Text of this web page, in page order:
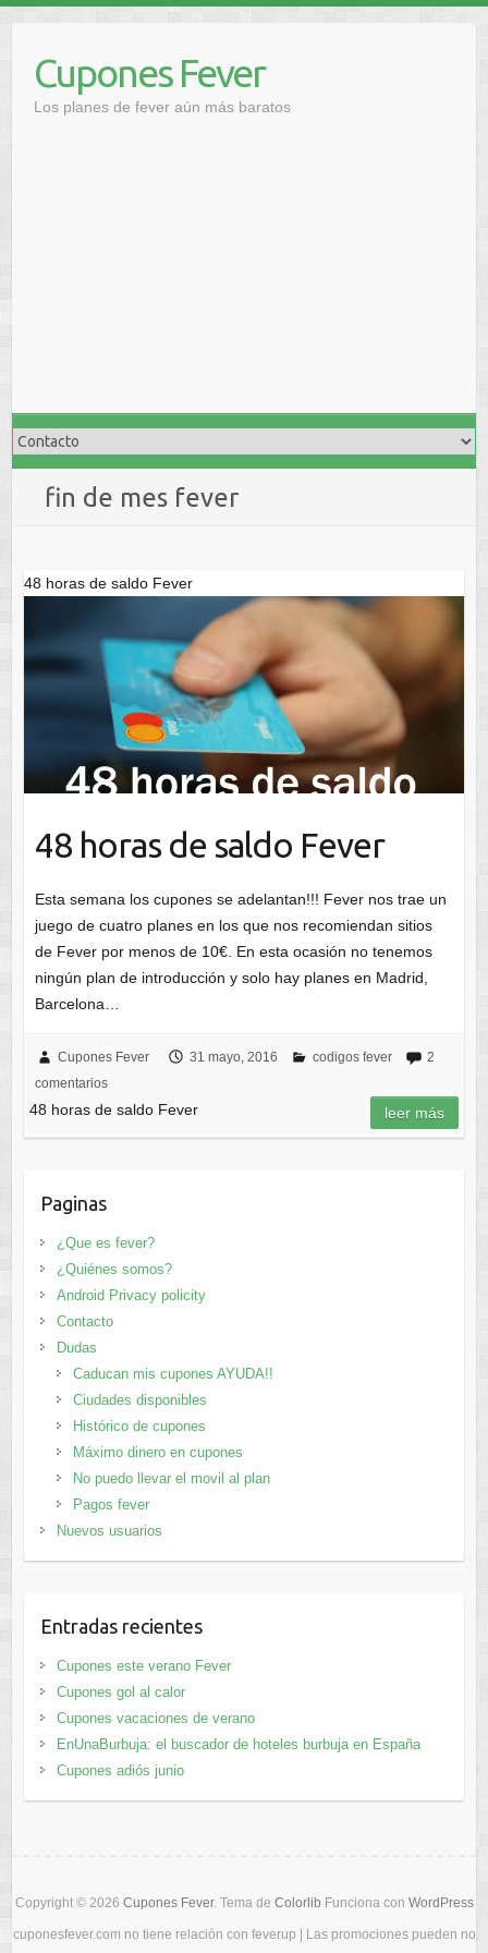
contenidoCupones Fever
Los planes de fever aún más baratos
fin de mes fever
48 horas de saldo Fever
48 horas de saldo Fever
Esta semana los cupones se adelantan!!! Fever nos trae un
juego de cuatro planes en los que nos recomiendan sitios
de Fever por menos de 10€. En esta ocasión no tenemos
ningún plan de introducción y solo hay planes en Madrid,
Barcelona…
Cupones Fever 31 mayo, 2016 codigos fever
2
comentarios
48 horas de saldo Fever leer más
Paginas
¿Que es fever?
¿Quiénes somos?
Android Privacy policity
Contacto
Dudas
Caducan mis cupones AYUDA!!
Ciudades disponibles
Histórico de cupones
Máximo dinero en cupones
No puedo llevar el movil al plan
Pagos fever
Nuevos usuarios
Entradas recientes
Cupones este verano Fever
Cupones gol al calor
Cupones vacaciones de verano
EnUnaBurbuja: el buscador de hoteles burbuja en España
Cupones adiós junio
Copyright © 2026 Cupones Fever. Tema de Colorlib Funciona con WordPress
cuponesfever.com no tiene relación con feverup | Las promociones pueden no